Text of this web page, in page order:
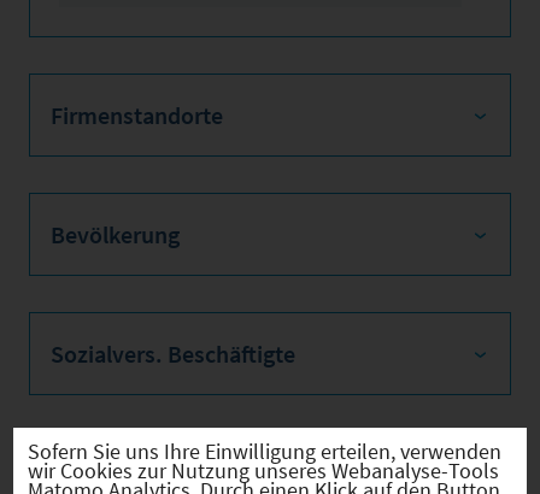
Firmenstandorte
Bevölkerung
Sozialvers. Beschäftigte
Verkehrsinfrastruktur
Sofern Sie uns Ihre Einwilligung erteilen, verwenden
wir Cookies zur Nutzung unseres Webanalyse-Tools